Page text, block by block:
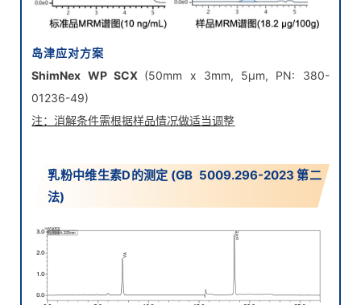
01236-49)
乳粉中维生素D的测定 (GB 5009.296-2023 第二
法)